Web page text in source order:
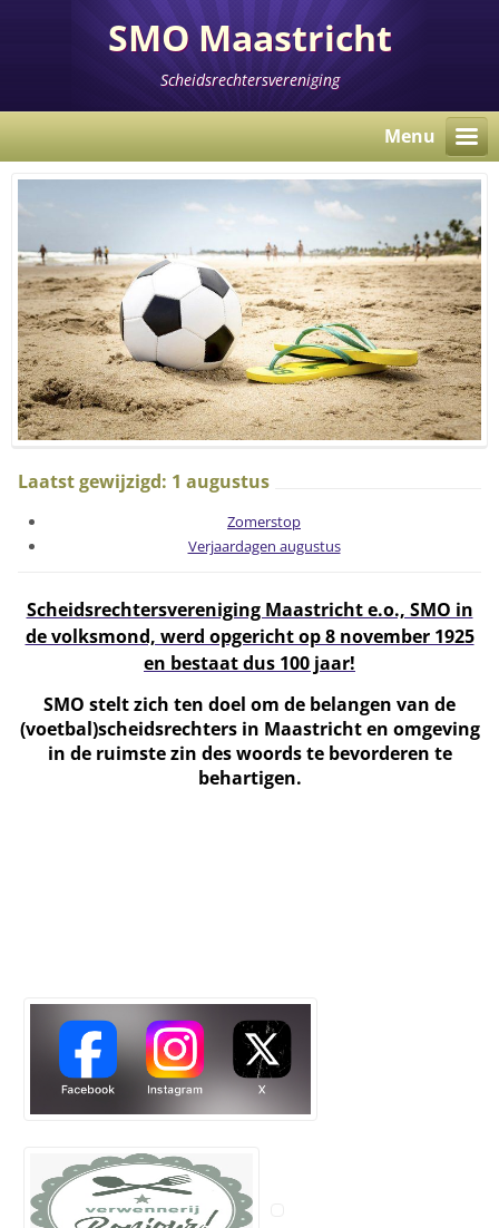
SMO Maastricht
Scheidsrechtersvereniging
Menu
Laatst gewijzigd: 1 augustus
Zomerstop
Verjaardagen augustus
Scheidsrechtersvereniging Maastricht e.o., SMO in
de volksmond, werd opgericht op 8 november 1925
en bestaat dus 100 jaar!
SMO stelt zich ten doel om de belangen van de
(voetbal)scheidsrechters in Maastricht en omgeving
in de ruimste zin des woords te bevorderen te
behartigen.